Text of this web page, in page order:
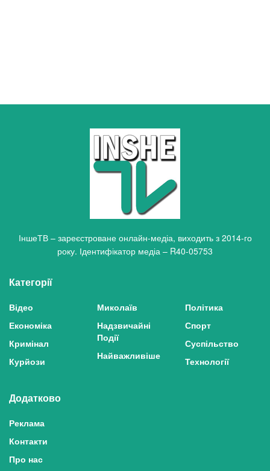
ІншеТВ – зареєстроване онлайн-медіа, виходить з 2014-го
року. Ідентифікатор медіа – R40-05753
Категорії
Відео
Економіка
Кримінал
Курйози
Миколаїв
Надзвичайні
Події
Найважливіше
Політика
Спорт
Суспільство
Технології
Додатково
Реклама
Контакти
Про нас